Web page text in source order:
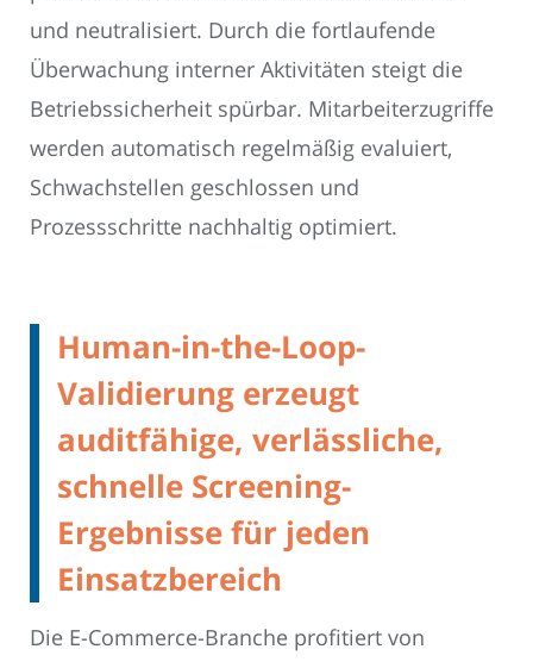
und neutralisiert. Durch die fortlaufende
Überwachung interner Aktivitäten steigt die
Betriebssicherheit spürbar. Mitarbeiterzugriffe
werden automatisch regelmäßig evaluiert,
Schwachstellen geschlossen und
Prozessschritte nachhaltig optimiert.
Human-in-the-Loop-
Validierung erzeugt
auditfähige, verlässliche,
schnelle Screening-
Ergebnisse für jeden
Einsatzbereich
Die E-Commerce-Branche profitiert von